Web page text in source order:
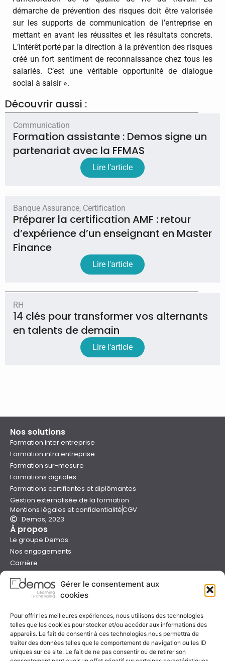
Gérer le consentement aux
cookies
Pour offrir les meilleures expériences, nous utilisons des technologies
telles que les cookies pour stocker et/ou accéder aux informations des
appareils. Le fait de consentir à ces technologies nous permettra de
traiter des données telles que le comportement de navigation ou les ID
uniques sur ce site. Le fait de ne pas consentir ou de retirer son
Découvrir aussi :
Communication
Formation assistante : Demos signe un
partenariat avec la FFMAS
Lire l'article
Banque Assurance, Certification
Préparer la certification AMF : retour
d’expérience d’un enseignant en Master
Finance
Lire l'article
RH
14 clés pour transformer vos alternants
en talents de demain
Lire l'article
démarche de prévention des risques doit être valorisée
sur les supports de communication de l’entreprise en
mettant en avant les réussites et les résultats concrets.
L’intérêt porté par la direction à la prévention des risques
créé un fort sentiment de reconnaissance chez tous les
salariés. C’est une véritable opportunité de dialogue
social à saisir ».
Nos solutions
Formation inter entreprise
Formation intra entreprise
Formation sur-mesure
Formations digitales
Formations certifiantes et diplômantes
Gestion externalisée de la formation
Mentions légales et confidentialitéCGV
Demos, 2023
À propos
Le groupe Demos
Nos engagements
Carrière
Presse
Catalogues
Aide
Nous contacter
Nous trouver
Préparer sa formation